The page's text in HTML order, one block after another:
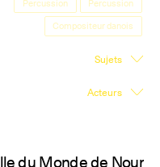
Percussion
Percussion
Compositeur danois
Sujets
Acteurs